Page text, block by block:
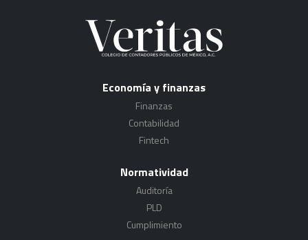
Economía y finanzas
Finanzas
Contabilidad
Fintech
Normatividad
Auditoría
PLD
Cumplimiento